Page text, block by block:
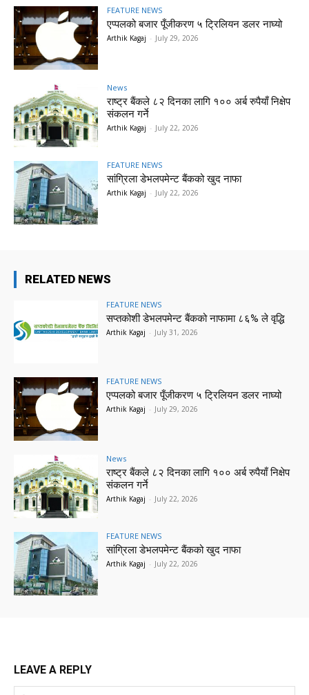
FEATURE NEWS
एप्पलको बजार पूँजीकरण ५ ट्रिलियन डलर नाघ्यो
Arthik Kagaj - July 29, 2026
News
राष्ट्र बैंकले ८२ दिनका लागि १०० अर्ब रुपैयाँ निक्षेप
संकलन गर्ने
Arthik Kagaj - July 22, 2026
FEATURE NEWS
सांग्रिला डेभलपमेन्ट बैंकको खुद नाफा
Arthik Kagaj - July 22, 2026
RELATED NEWS
FEATURE NEWS
सप्तकोशी डेभलपमेन्ट बैंकको नाफामा ८६% ले वृद्धि
Arthik Kagaj - July 31, 2026
FEATURE NEWS
एप्पलको बजार पूँजीकरण ५ ट्रिलियन डलर नाघ्यो
Arthik Kagaj - July 29, 2026
News
राष्ट्र बैंकले ८२ दिनका लागि १०० अर्ब रुपैयाँ निक्षेप
संकलन गर्ने
Arthik Kagaj - July 22, 2026
FEATURE NEWS
सांग्रिला डेभलपमेन्ट बैंकको खुद नाफा
Arthik Kagaj - July 22, 2026
LEAVE A REPLY